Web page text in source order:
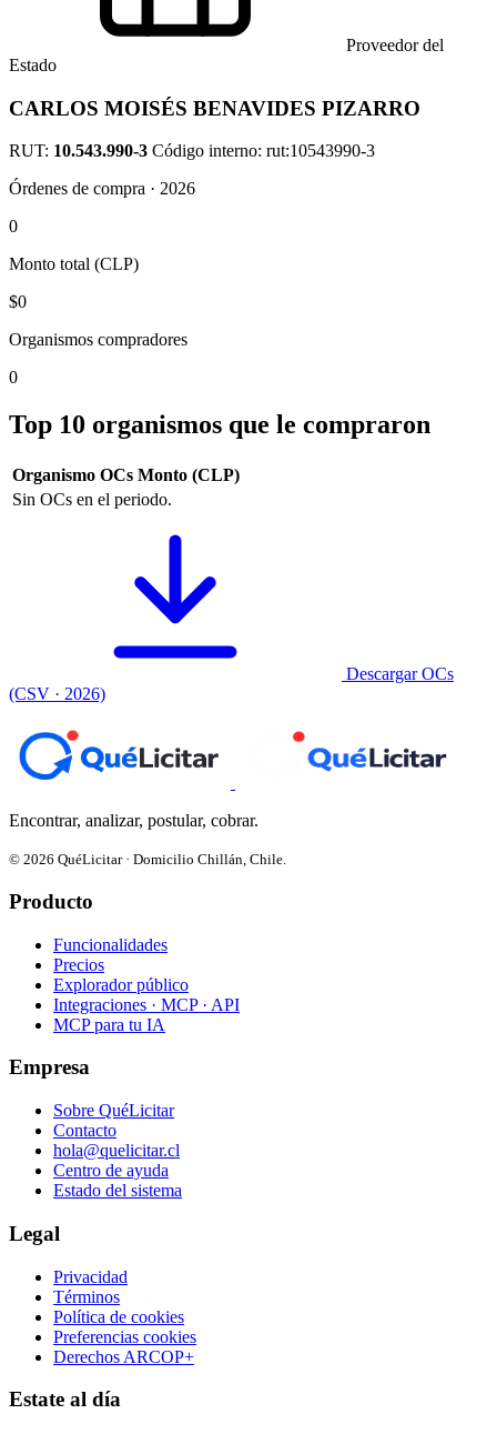
Proveedor del
Estado
CARLOS MOISÉS BENAVIDES PIZARRO
RUT: 10.543.990-3 Código interno: rut:10543990-3
Órdenes de compra · 2026
0
Monto total (CLP)
$0
Organismos compradores
0
Top 10 organismos que le compraron
Organismo OCs Monto (CLP)
Sin OCs en el periodo.
Descargar OCs
(CSV · 2026)
Encontrar, analizar, postular, cobrar.
© 2026 QuéLicitar · Domicilio Chillán, Chile.
Producto
Funcionalidades
Precios
Explorador público
Integraciones · MCP · API
MCP para tu IA
Empresa
Sobre QuéLicitar
Contacto
hola@quelicitar.cl
Centro de ayuda
Estado del sistema
Legal
Privacidad
Términos
Política de cookies
Preferencias cookies
Derechos ARCOP+
Estate al día